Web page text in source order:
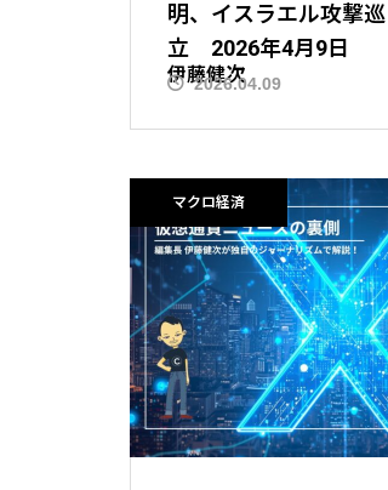
明、イスラエル攻撃
立 2026年4月9日
2026.04.09
伊藤健次
ニュース解説
マクロ経済